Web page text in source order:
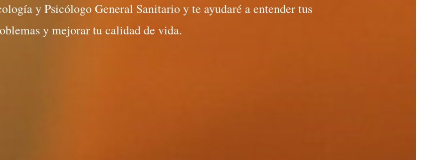
y Psicólogo General Sanitario y te ayudaré a entender tus
y mejorar tu calidad de vida.